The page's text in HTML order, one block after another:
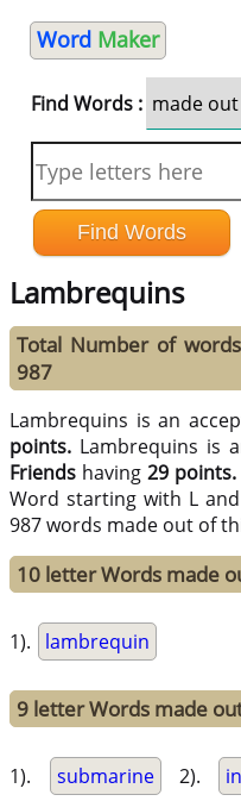
Word Maker
Find Words :
Lambrequins
Total Number of
987
Lambrequins is an
points. Lambrequins is
Friends having29 points.
Word starting with L
987 words made out of
10 letter Words made
1). lambrequin
9 letter Words made
1). submarine 2).